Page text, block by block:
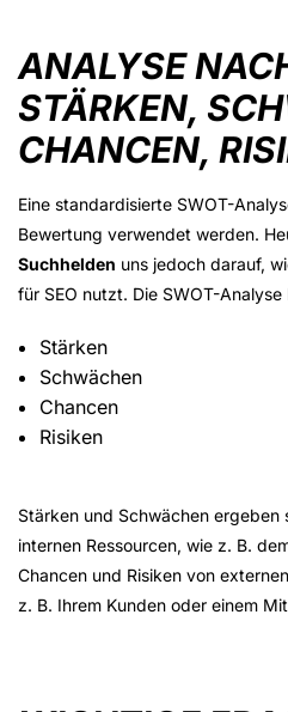
ANALYSE
STÄRKEN,
CHANCEN,
Eine standardisierte SWOT-
Bewertung verwendet werden.
Suchhelden uns jedoch darauf,
für SEO nutzt. Die SWOT-
Stärken
Schwächen
Chancen
Risiken
Stärken und Schwächen ergeben
internen Ressourcen, wie z. B.
Chancen und Risiken von
z. B. Ihrem Kunden oder einem